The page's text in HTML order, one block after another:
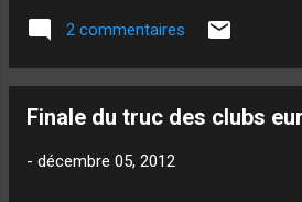
pouvais !) en me ...
2 commentaires
Finale du truc des clubs
- décembre 05, 2012